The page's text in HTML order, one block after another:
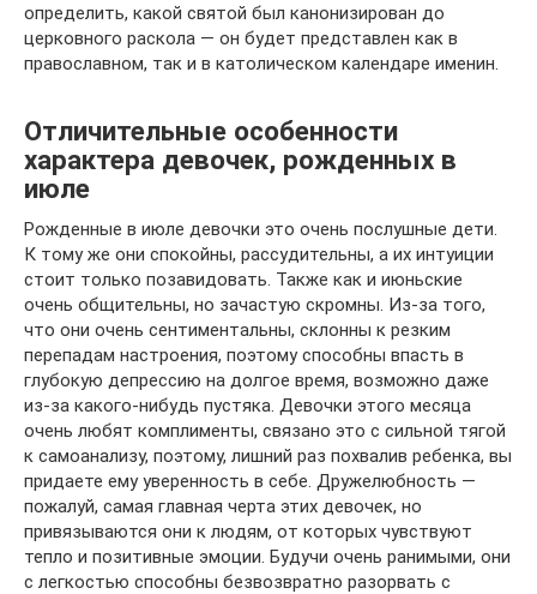
определить, какой святой был канонизирован до
церковного раскола — он будет представлен как в
православном, так и в католическом календаре именин.
Отличительные особенности
характера девочек, рожденных в
июле
Рожденные в июле девочки это очень послушные дети.
К тому же они спокойны, рассудительны, а их интуиции
стоит только позавидовать. Также как и июньские
очень общительны, но зачастую скромны. Из-за того,
что они очень сентиментальны, склонны к резким
перепадам настроения, поэтому способны впасть в
глубокую депрессию на долгое время, возможно даже
из-за какого-нибудь пустяка. Девочки этого месяца
очень любят комплименты, связано это с сильной тягой
к самоанализу, поэтому, лишний раз похвалив ребенка, вы
придаете ему уверенность в себе. Дружелюбность —
пожалуй, самая главная черта этих девочек, но
привязываются они к людям, от которых чувствуют
тепло и позитивные эмоции. Будучи очень ранимыми, они
с легкостью способны безвозвратно разорвать с